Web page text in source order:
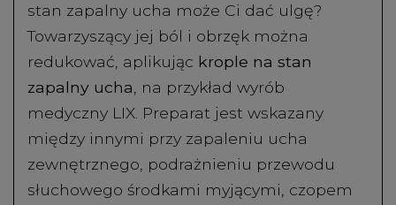
stan zapalny ucha może Ci dać ulgę?
Towarzyszący jej ból i obrzęk można
redukować, aplikując krople na stan
zapalny ucha, na przykład wyrób
medyczny LIX. Preparat jest wskazany
między innymi przy zapaleniu ucha
zewnętrznego, podrażnieniu przewodu
słuchowego środkami myjącymi, czopem